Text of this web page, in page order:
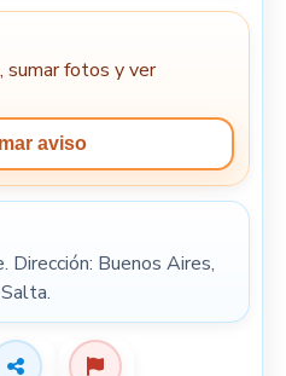
sumar fotos y ver
aviso
Dirección: Buenos Aires,